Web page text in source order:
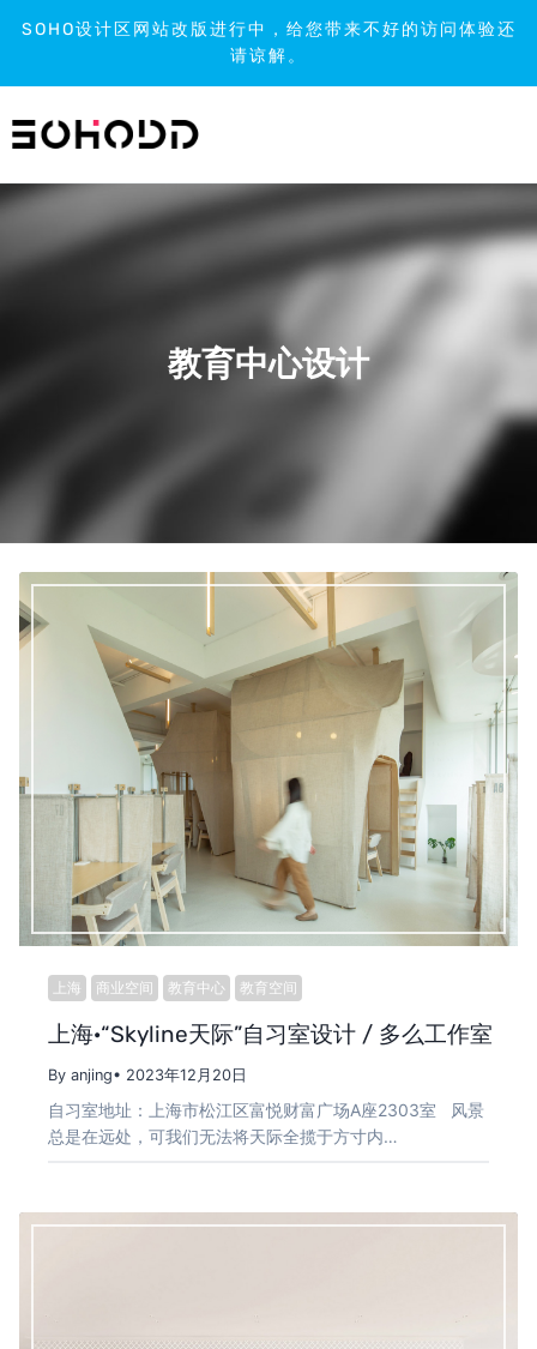
SOHO设计区网站改版进行中，给您带来不好的访问体验还
请谅解。
到
容
教育中心设计
上海 商业空间 教育中心 教育空间
上海·“Skyline天际”自习室设计 / 多么工作室
By anjing• 2023年12月20日
自习室地址：上海市松江区富悦财富广场A座2303室 风景
总是在远处，可我们无法将天际全揽于方寸内…